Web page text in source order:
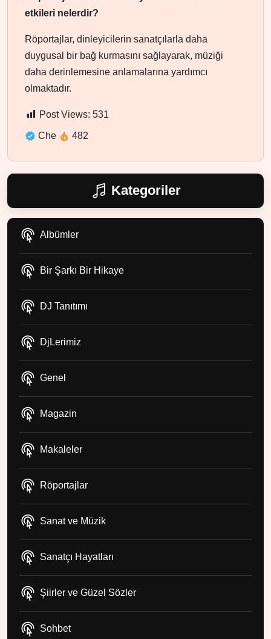
etkileri nelerdir?
Röportajlar, dinleyicilerin sanatçılarla daha
duygusal bir bağ kurmasını sağlayarak, müziği
daha derinlemesine anlamalarına yardımcı
olmaktadır.
Post Views: 531
Che 482
Kategoriler
Albümler
Bir Şarkı Bir Hikaye
DJ Tanıtımı
DjLerimiz
Genel
Magazin
Makaleler
Röportajlar
Sanat ve Müzik
Sanatçı Hayatları
Şiirler ve Güzel Sözler
Sohbet